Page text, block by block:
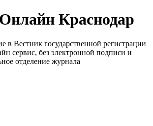
Краснодар
в Вестник государственной регистрации
сервис, без электронной подписи и
отделение журнала